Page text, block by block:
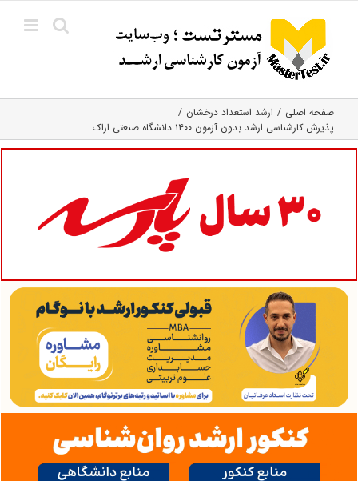
content
صفحه اصلی
ارشد استعداد درخشان
پذیرش کارشناسی ارشد بدون آزمون ۱۴۰۰ دانشگاه صنعتی اراک